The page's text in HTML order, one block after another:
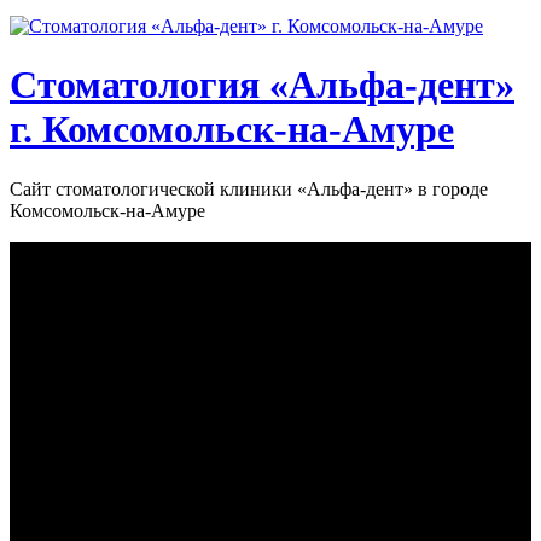
Стоматология «‎Альфа-дент»‎
г. Комсомольск-на-Амуре
Сайт стоматологической клиники «‎Альфа-дент» в городе
Комсомольск-на-Амуре